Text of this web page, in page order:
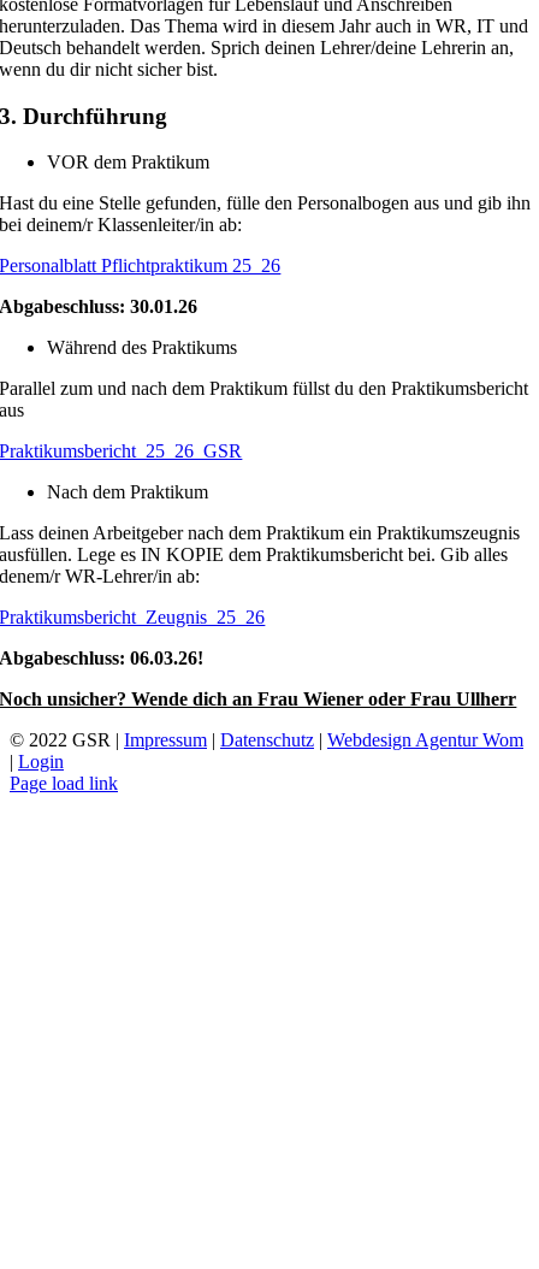
kostenlose Formatvorlagen für Lebenslauf und Anschreiben
herunterzuladen. Das Thema wird in diesem Jahr auch in WR, IT und
Deutsch behandelt werden. Sprich deinen Lehrer/deine Lehrerin an,
wenn du dir nicht sicher bist.
3. Durchführung
VOR dem Praktikum
Hast du eine Stelle gefunden, fülle den Personalbogen aus und gib ihn
bei deinem/r Klassenleiter/in ab:
Personalblatt Pflichtpraktikum 25_26
Abgabeschluss: 30.01.26
Während des Praktikums
Parallel zum und nach dem Praktikum füllst du den Praktikumsbericht
aus
Praktikumsbericht_25_26_GSR
Nach dem Praktikum
Lass deinen Arbeitgeber nach dem Praktikum ein Praktikumszeugnis
ausfüllen. Lege es IN KOPIE dem Praktikumsbericht bei. Gib alles
denem/r WR-Lehrer/in ab:
Praktikumsbericht_Zeugnis_25_26
Abgabeschluss: 06.03.26!
Noch unsicher? Wende dich an Frau Wiener oder Frau Ullherr
© 2022 GSR | Impressum | Datenschutz | Webdesign Agentur Wom
| Login
Page load link